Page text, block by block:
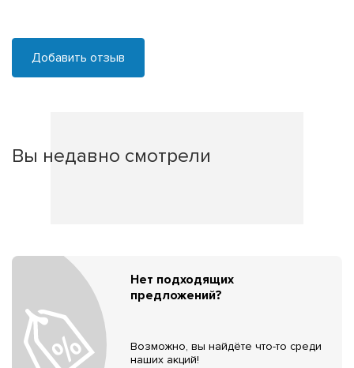
Добавить отзыв
Вы недавно смотрели
Нет подходящих
предложений?
Возможно, вы найдёте что-то среди
наших акций!